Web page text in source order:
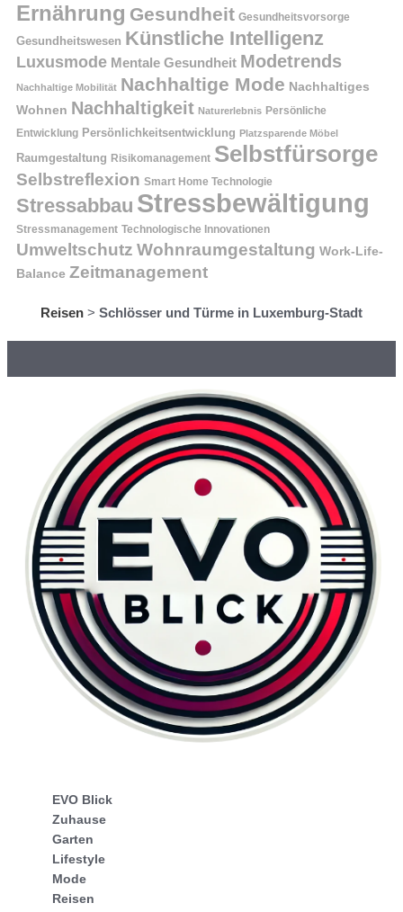
Ernährung Gesundheit Gesundheitsvorsorge
Gesundheitswesen Künstliche Intelligenz
Luxusmode Mentale Gesundheit Modetrends
Nachhaltige Mobilität Nachhaltige Mode Nachhaltiges
Wohnen Nachhaltigkeit Naturerlebnis Persönliche
Entwicklung Persönlichkeitsentwicklung Platzsparende Möbel
Raumgestaltung Risikomanagement Selbstfürsorge
Selbstreflexion Smart Home Technologie
Stressabbau Stressbewältigung
Stressmanagement Technologische Innovationen
Umweltschutz Wohnraumgestaltung Work-Life-
Balance Zeitmanagement
Reisen > Schlösser und Türme in Luxemburg-Stadt
EVO Blick
Zuhause
Garten
Lifestyle
Mode
Reisen